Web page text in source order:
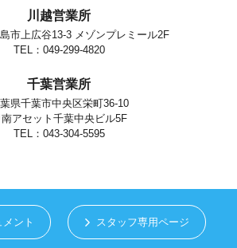
人情報に関して適用される日本の法令、その他規
に、本ポリシーの内容を適宜見直し、その改善に
扱に関するお問い合せは下記までご連絡くださ
・アイ
川越営業所
市上広谷13-3 メゾンプレミール2F
TEL：049-299-4820
千葉営業所
県千葉市中央区栄町36-10
アセット千葉中央ビル5F
TEL：043-304-5595
ント スタッフ専用ページ